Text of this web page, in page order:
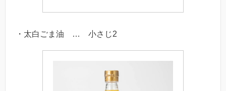
・太白ごま油 … 小さじ2